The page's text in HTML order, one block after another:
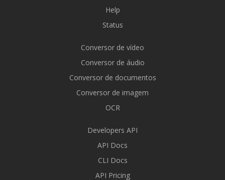
Help
Status
Conversor de vídeo
Conversor de áudio
Conversor de documentos
Conversor de imagem
OCR
Developers API
API Docs
CLI Docs
API Pricing